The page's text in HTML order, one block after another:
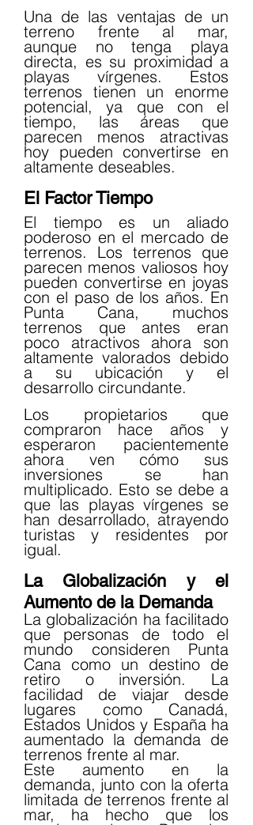
Una de las ventajas de un
terreno frente al mar,
aunque no tenga playa
directa, es su proximidad a
playas vírgenes. Estos
terrenos tienen un enorme
potencial, ya que con el
tiempo, las áreas que
parecen menos atractivas
hoy pueden convertirse en
altamente deseables.
El Factor Tiempo
El tiempo es un aliado
poderoso en el mercado de
terrenos. Los terrenos que
parecen menos valiosos hoy
pueden convertirse en joyas
con el paso de los años. En
Punta Cana, muchos
terrenos que antes eran
poco atractivos ahora son
altamente valorados debido
a su ubicación y el
desarrollo circundante.
Los propietarios que
compraron hace años y
esperaron pacientemente
ahora ven cómo sus
inversiones se han
multiplicado. Esto se debe a
que las playas vírgenes se
han desarrollado, atrayendo
turistas y residentes por
igual.
La Globalización y el
Aumento de la Demanda
La globalización ha facilitado
que personas de todo el
mundo consideren Punta
Cana como un destino de
retiro o inversión. La
facilidad de viajar desde
lugares como Canadá,
Estados Unidos y España ha
aumentado la demanda de
terrenos frente al mar.
Este aumento en la
demanda, junto con la oferta
limitada de terrenos frente al
mar, ha hecho que los